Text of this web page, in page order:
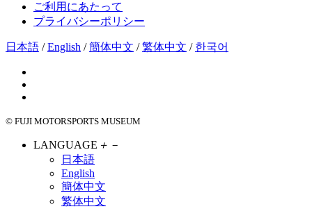
ご利用にあたって
プライバシーポリシー
日本語 /English /簡体中文 /繁体中文 / 한국어
© FUJI MOTORSPORTS MUSEUM
LANGUAGE ＋ －
日本語
English
簡体中文
繁体中文